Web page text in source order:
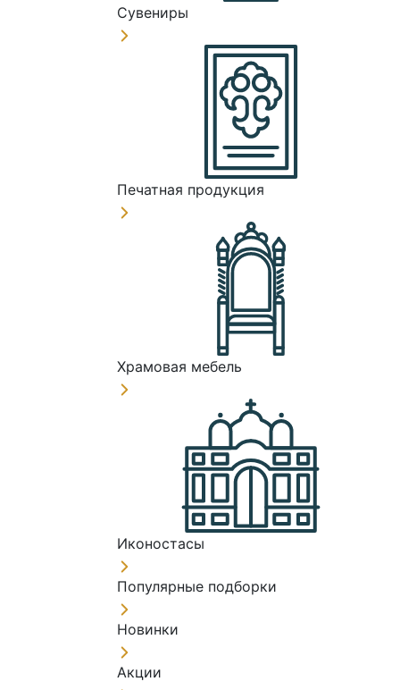
Сувениры
Печатная продукция
Храмовая мебель
Иконостасы
Популярные подборки
Новинки
Акции